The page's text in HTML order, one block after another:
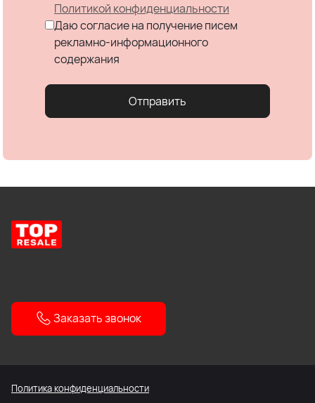
Политикой конфиденциальности
Даю согласие на получение писем
рекламно-информационного
содержания
Отправить
Заказать звонок
Политика конфиденциальности